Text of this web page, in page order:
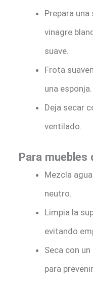
Prepara
vinagre
suave.
Frota
una
Deja secar
ventilado.
Para muebles
Mezcla
neutro.
Limpia la
evitando
Seca con
para